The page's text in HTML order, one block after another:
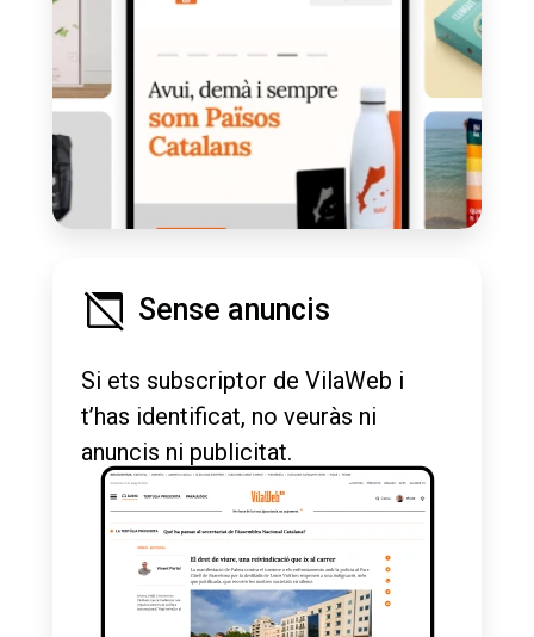
Sense anuncis
Si ets subscriptor de VilaWeb i
t’has identificat, no veuràs ni
anuncis ni publicitat.